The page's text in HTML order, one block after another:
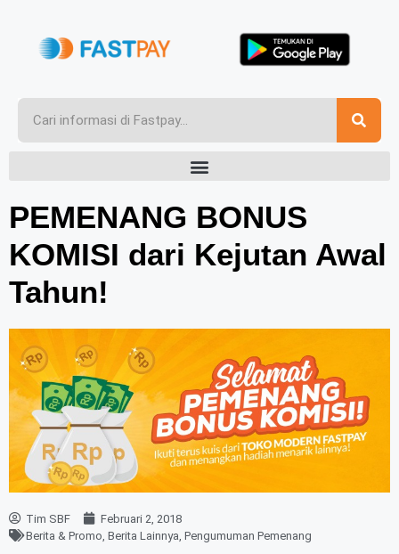
PEMENANG BONUS
KOMISI dari Kejutan Awal
Tahun!
Tim SBF
Februari 2, 2018
Berita & Promo Berita Lainnya Pengumuman Pemenang